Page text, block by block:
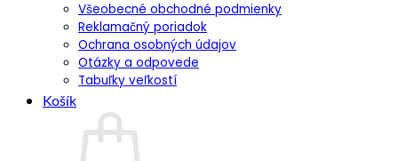
Všeobecné obchodné podmienky
Reklamačný poriadok
Ochrana osobných údajov
Otázky a odpovede
Tabuľky veľkostí
Košík